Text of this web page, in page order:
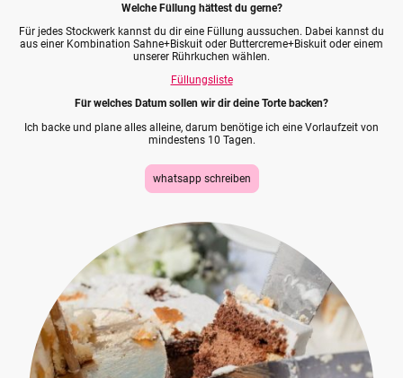
Welche Füllung hättest du gerne?
Für jedes Stockwerk kannst du dir eine Füllung aussuchen. Dabei kannst du
aus einer Kombination Sahne+Biskuit oder Buttercreme+Biskuit oder einem
unserer Rührkuchen wählen.
Füllungsliste
Für welches Datum sollen wir dir deine Torte backen?
Ich backe und plane alles alleine, darum benötige ich eine Vorlaufzeit von
mindestens 10 Tagen.
whatsapp schreiben